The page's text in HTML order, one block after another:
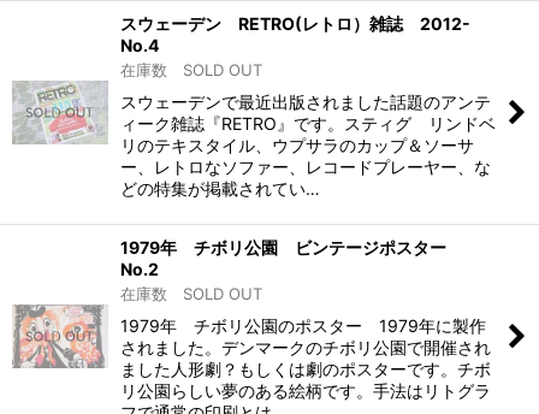
スウェーデン RETRO(レトロ）雑誌 2012-
No.4
在庫数 SOLD OUT
スウェーデンで最近出版されました話題のアンテ
ィーク雑誌『RETRO』です。スティグ リンドベ
リのテキスタイル、ウプサラのカップ＆ソーサ
ー、レトロなソファー、レコードプレーヤー、な
どの特集が掲載されてい…
1979年 チボリ公園 ビンテージポスター
No.2
在庫数 SOLD OUT
1979年 チボリ公園のポスター 1979年に製作
されました。デンマークのチボリ公園で開催され
ました人形劇？もしくは劇のポスターです。チボ
リ公園らしい夢のある絵柄です。手法はリトグラ